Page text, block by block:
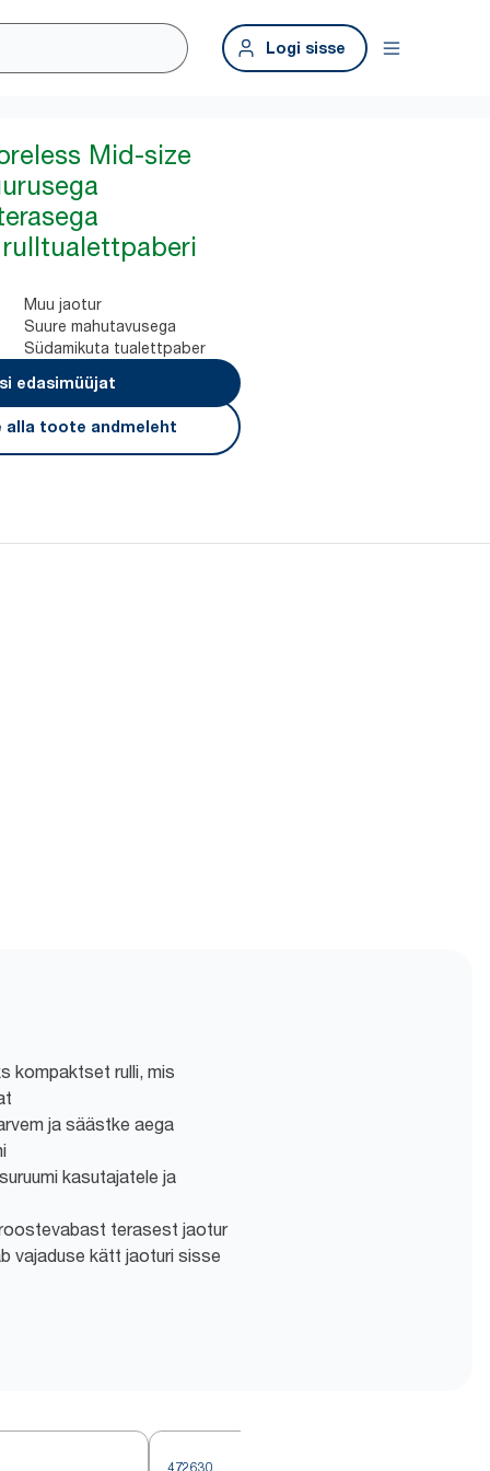
Logi sisse
Mid-size
Muu jaotur
Suure mahutavusega
Südamikuta tualettpaber
edasimüüjat
alla toote andmeleht
kompaktset rulli, mis
ja säästke aega
kasutajatele ja
terasest jaotur
vajaduse kätt jaoturi sisse
472630